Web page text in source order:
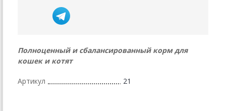
Полноценный и сбалансированный корм для
кошек и котят
Артикул 21